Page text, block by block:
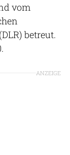
vom
betreut.
ANZEIGE